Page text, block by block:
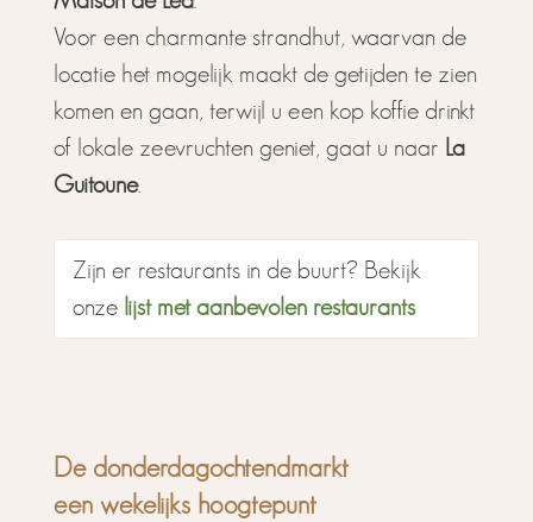
Voor een charmante strandhut, waarvan de
locatie het mogelijk maakt de getijden te zien
komen en gaan, terwijl u een kop koffie drinkt
of lokale zeevruchten geniet, gaat u naar La
Guitoune.
Zijn er restaurants in de buurt? Bekijk
onze lijst met aanbevolen restaurants
De donderdagochtendmarkt
een wekelijks hoogtepunt